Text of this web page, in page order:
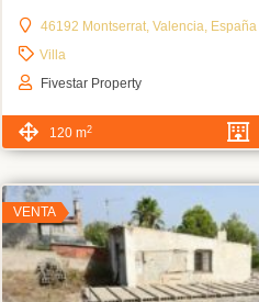
46192 Montserrat, Valencia, España
Villa
Fivestar Property
120 m2
VENTA